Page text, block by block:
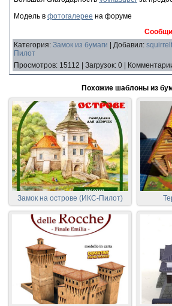
Модель в фотогалерее на форуме
Категория: Замок из бумаги Добавил:
Пилот
Просмотров: 15112 Загрузок: 0
Похожие шаблоны из
Замок на острове (ИКС-Пилот)